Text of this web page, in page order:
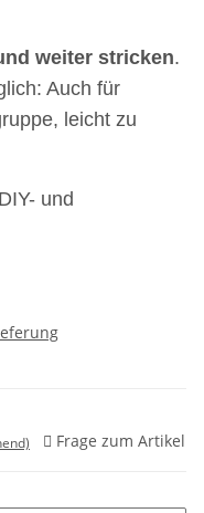
weiter stricken.
Auch für
leicht zu
und
Frage zum Artikel